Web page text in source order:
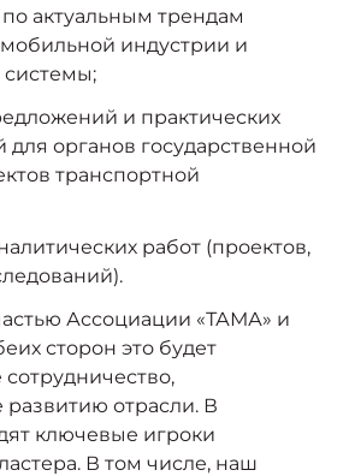
актуальным трендам
индустрии и
системы;
и практических
органов государственной
транспортной
работ (проектов,
Ассоциации «ТАМА» и
сторон это будет
отрасли. В
ключевые игроки
В том числе, наш